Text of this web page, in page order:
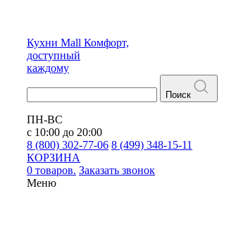
Кухни Mall Комфорт,
доступный
каждому
Поиск
ПН-ВС
с 10:00 до 20:00
8 (800) 302-77-06 8 (499) 348-15-11
КОРЗИНА
0 товаров. Заказать звонок
Меню